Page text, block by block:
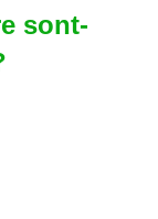
sont-